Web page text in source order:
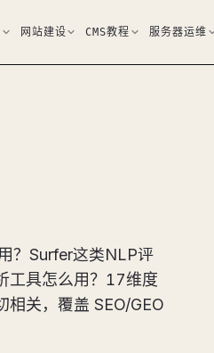
网站建设 CMS教程 服务器运维
？Surfer这类NLP评
工具怎么用？17维度
关，覆盖 SEO/GEO